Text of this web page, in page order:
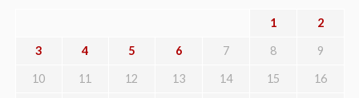
1 2
3 4 5 6 7 8 9
10 11 12 13 14 15 16